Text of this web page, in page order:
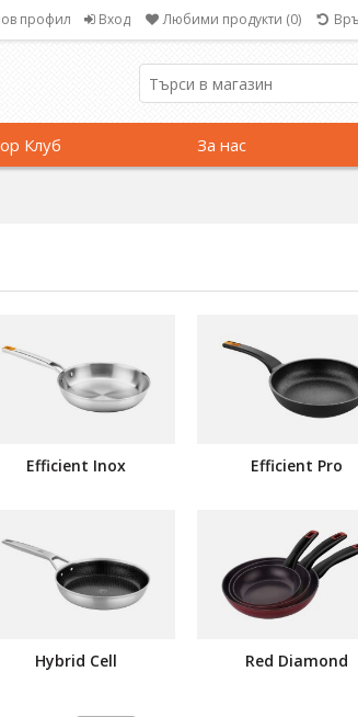
профил Вход Любими продукти (0)
Клуб За нас
Efficient Inox Efficient Pro
Hybrid Cell Red Diamond